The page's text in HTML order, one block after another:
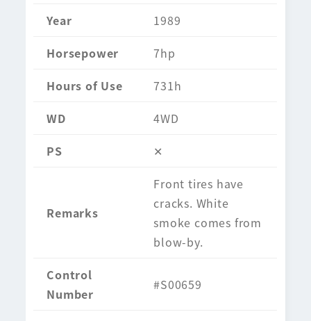
Year
1989
Horsepower
7hp
Hours of Use
731h
WD
4WD
PS
✕
Remarks
Front tires have
cracks. White
smoke comes from
blow-by.
Control
Number
#S00659